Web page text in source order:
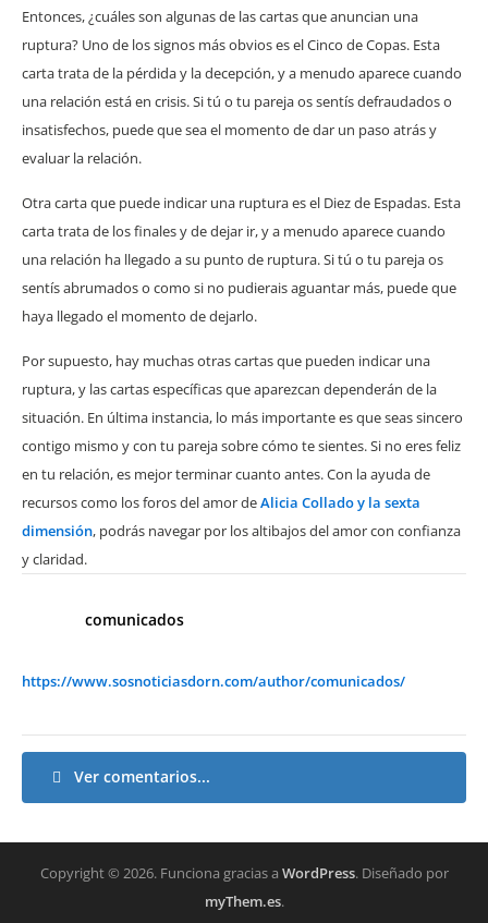
Entonces, ¿cuáles son algunas de las cartas que anuncian una
ruptura? Uno de los signos más obvios es el Cinco de Copas. Esta
carta trata de la pérdida y la decepción, y a menudo aparece cuando
una relación está en crisis. Si tú o tu pareja os sentís defraudados o
insatisfechos, puede que sea el momento de dar un paso atrás y
evaluar la relación.
Otra carta que puede indicar una ruptura es el Diez de Espadas. Esta
carta trata de los finales y de dejar ir, y a menudo aparece cuando
una relación ha llegado a su punto de ruptura. Si tú o tu pareja os
sentís abrumados o como si no pudierais aguantar más, puede que
haya llegado el momento de dejarlo.
Por supuesto, hay muchas otras cartas que pueden indicar una
ruptura, y las cartas específicas que aparezcan dependerán de la
situación. En última instancia, lo más importante es que seas sincero
contigo mismo y con tu pareja sobre cómo te sientes. Si no eres feliz
en tu relación, es mejor terminar cuanto antes. Con la ayuda de
recursos como los foros del amor deAlicia Collado y la sexta
dimensión, podrás navegar por los altibajos del amor con confianza
y claridad.
comunicados
https://www.sosnoticiasdorn.com/author/comunicados/
Ver comentarios...
Copyright © 2026. Funciona gracias a WordPress. Diseñado por
myThem.es.